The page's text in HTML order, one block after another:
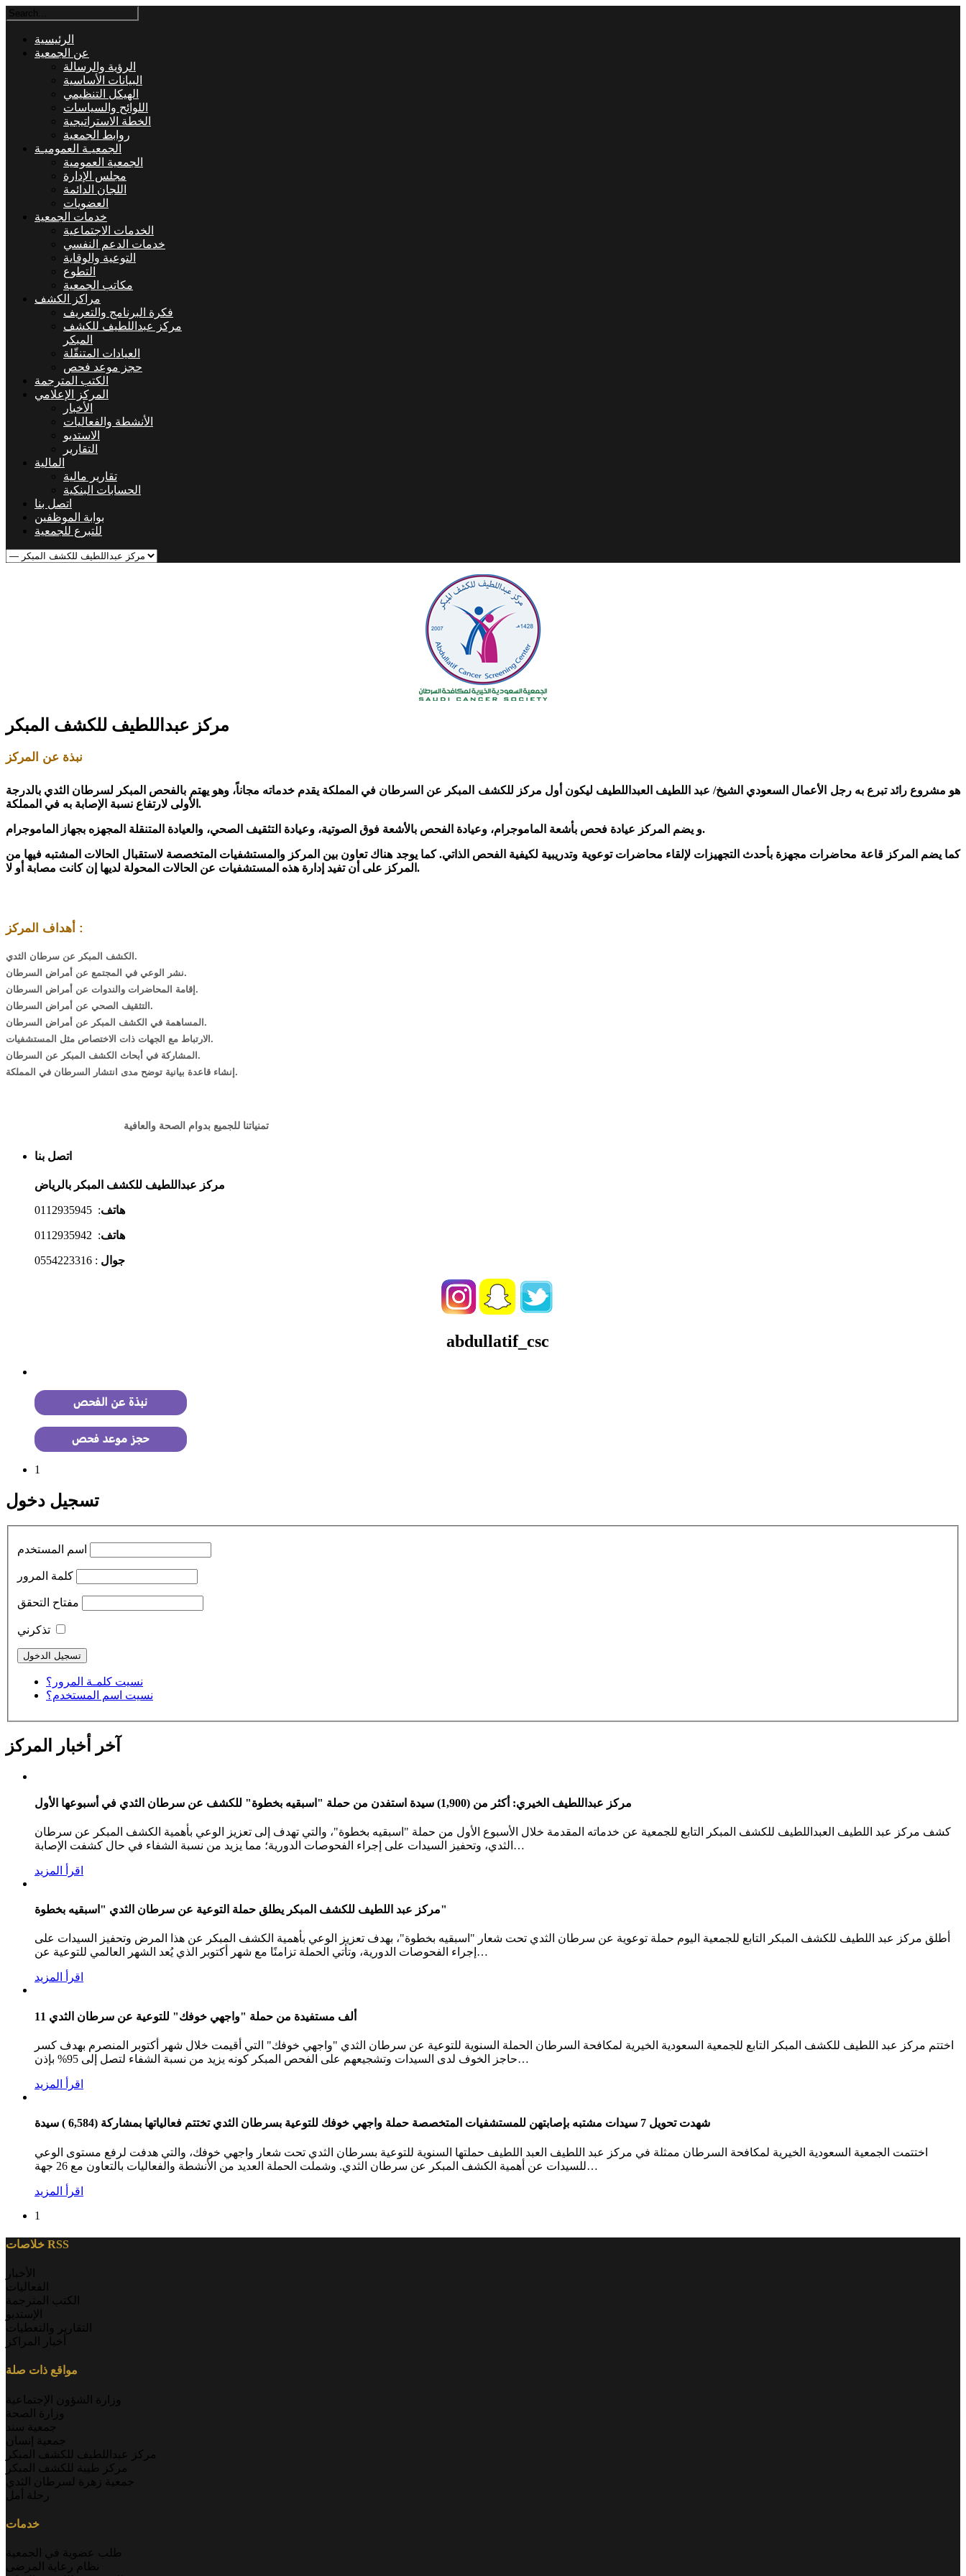
الرئيسية
عن الجمعية
الرؤية والرسالة
البيانات الأساسية
الهيكل التنظيمي
اللوائح والسياسات
الخطة الاستراتيجية
روابط الجمعية
الجمعيـة العموميـة
الجمعية العمومية
مجلس الإدارة
اللجان الدائمة
العضويات
خدمات الجمعية
الخدمات الاجتماعية
خدمات الدعم النفسي
التوعية والوقاية
التطوع
مكاتب الجمعية
مراكز الكشف
فكرة البرنامج والتعريف
مركز عبداللطيف للكشف
المبكر
العيادات المتنقّلة
حجز موعد فحص
الكتب المترجمة
المركز الإعلامي
الأخبار
الأنشطة والفعاليات
الاستديو
التقارير
المالية
تقارير مالية
الحسابات البنكية
اتصل بنا
بوابة الموظفين
للتبرع للجمعية
مركز عبداللطيف للكشف المبكر
نبذة عن المركز
هو مشروع رائد تبرع به رجل الأعمال السعودي الشيخ/ عبد اللطيف العبداللطيف ليكون أول مركز للكشف المبكر عن السرطان في المملكة يقدم خدماته مجاناً، وهو يهتم بالفحص المبكر لسرطان الثدي بالدرجة
الأولى لارتفاع نسبة الإصابة به في المملكة.
و يضم المركز عيادة فحص بأشعة الماموجرام، وعيادة الفحص بالأشعة فوق الصوتية، وعيادة التثقيفالصحي، والعيادة المتنقلة المجهزه بجهاز الماموجرام.
كما يضم المركز قاعة محاضرات مجهزة بأحدث التجهيزات لإلقاء محاضرات توعوية وتدريبية لكيفية الفحص الذاتي. كما يوجد هناك تعاون بين المركز والمستشفيات المتخصصة لاستقبال
الحالات المشتبه فيها من
المركز على أن تفيد إدارة هذه المستشفيات عن الحالات المحولة لديها إن كانت مصابة أو لا.
أهداف المركز :
الكشف المبكر عن سرطان الثدي.
نشر الوعي في المجتمع عن أمراض السرطان.
إقامة المحاضرات والندوات عن أمراض السرطان.
التثقيف الصحي عن أمراض السرطان.
المساهمة في الكشف المبكر عن أمراض السرطان.
الارتباط مع الجهات ذات الاختصاص مثل المستشفيات.
المشاركة في أبحاث الكشف المبكر عن السرطان.
إنشاء قاعدة بيانية توضح مدى انتشار السرطان في المملكة.
تمنياتنا للجميع بدوام الصحة والعافية
اتصل بنا
مركز عبداللطيف للكشف المبكر بالرياض
هاتف: 0112935945
هاتف: 0112935942
جوال : 0554223316
abdullatif_csc
1
تسجيل دخول
اسم المستخدم
كلمة المرور
مفتاح التحقق
تذكرني
نسيت كلمـة المرور؟
نسيت اسم المستخدم؟
آخر أخبار المركز
مركز عبداللطيف الخيري: أكثر من (1,900) سيدة استفدن من حملة "اسبقيه بخطوة" للكشف عن سرطان الثدي في أسبوعها الأول
كشف مركز عبد اللطيف العبداللطيف للكشف المبكر التابع للجمعية عن خدماته المقدمة خلال الأسبوع الأول من حملة "اسبقيه بخطوة"، والتي تهدف إلى تعزيز الوعي بأهمية الكشف المبكر عن سرطان
الثدي، وتحفيز السيدات على إجراء الفحوصات الدورية؛ مما يزيد من نسبة الشفاء في حال كشفت الإصابة …
اقرأ المزيد
مركز عبد اللطيف للكشف المبكر يطلق حملة التوعية عن سرطان الثدي "اسبقيه بخطوة"
أطلق مركز عبد اللطيف للكشف المبكر التابع للجمعية اليوم حملة توعوية عن سرطان الثدي تحت شعار "اسبقيه بخطوة"، بهدف تعزيز الوعي بأهمية الكشف المبكر عن هذا المرض وتحفيز السيدات على
إجراء الفحوصات الدورية، وتأتي الحملة تزامنًا مع شهر أكتوبر الذي يُعد الشهر العالمي للتوعية عن …
اقرأ المزيد
11 ألف مستفيدة من حملة "واجهي خوفك" للتوعية عن سرطان الثدي
اختتم مركز عبد اللطيف للكشف المبكر التابع للجمعية السعودية الخيرية لمكافحة السرطان الحملة السنوية للتوعية عن سرطان الثدي "واجهي خوفك" التي أقيمت خلال شهر أكتوبر المنصرم بهدف كسر
حاجز الخوف لدى السيدات وتشجيعهم على الفحص المبكر كونه يزيد من نسبة الشفاء لتصل إلى 95% بإذن…
اقرأ المزيد
شهدت تحويل 7 سيدات مشتبه بإصابتهن للمستشفيات المتخصصة حملة واجهي خوفك للتوعية بسرطان الثدي تختتم فعالياتها بمشاركة (6,584 ) سيدة
اختتمت الجمعية السعودية الخيرية لمكافحة السرطان ممثلة في مركز عبد اللطيف العبد اللطيف حملتها السنوية للتوعية بسرطان الثدي تحت شعار واجهي خوفك، والتي هدفت لرفع مستوى الوعي
للسيدات عن أهمية الكشف المبكر عن سرطان الثدي. وشملت الحملة العديد من الأنشطة والفعاليات بالتعاون مع 26 جهة…
اقرأ المزيد
1
خلاصات RSS
الأخبار
الفعاليات
الكتب المترجمة
الإستديو
التقارير والتغطيات
أخبار المراكز
مواقع ذات صلة
وزارة الشؤون الإجتماعية
وزارة الصحة
جمعية سند
جمعية إنسان
مركز عبداللطيف للكشف المبكر
مركز طيبة للكشف المبكر
جمعية زهرة لسرطان الثدي
رحلة أمل
خدمات
طلب عضوية في الجمعية
نظام رعاية المرضى